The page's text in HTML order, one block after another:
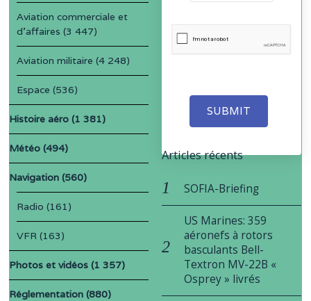
SUBMIT
Aviation commerciale et
d'affaires (3 447)
Aviation militaire (4 248)
Espace (536)
Histoire aéro (1 381)
Météo (494)
Navigation (560)
Radio (161)
VFR (163)
Photos et vidéos (1 357)
Réglementation (880)
Articles récents
SOFIA-Briefing
US Marines: 359
aéronefs à rotors
basculants Bell-
Textron MV-22B «
Osprey » livrés